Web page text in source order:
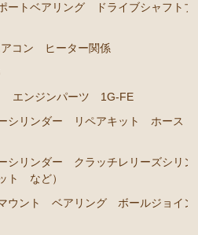
ポートベアリング ドライブ
ど）
JZX90 JZX93
JZX91
GX90
ーシリンダー クラッチレリ
ートベアリング ドライブシャフトブ
アコン ヒーター関係
エンジンパーツ 1G-FE
ーシリンダー リペアキット ホース
シリンダー クラッチレリーズシリン
ト など）
ウント ベアリング ボールジョイン